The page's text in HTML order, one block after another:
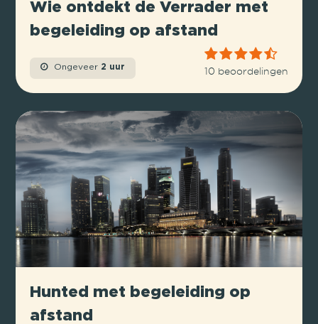
Wie ontdekt de Verrader met
begeleiding op afstand
Ongeveer 2 uur 10 beoordelingen
Hunted met begeleiding op
afstand